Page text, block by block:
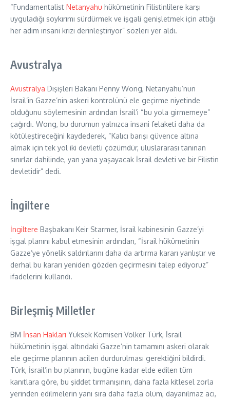
“Fundamentalist Netanyahu hükümetinin Filistinlilere karşı
uyguladığı soykırımı sürdürmek ve işgali genişletmek için attığı
her adım insani krizi derinleştiriyor” sözleri yer aldı.
Avustralya
Avustralya Dışişleri Bakanı Penny Wong, Netanyahu’nun
İsrail’in Gazze’nin askeri kontrolünü ele geçirme niyetinde
olduğunu söylemesinin ardından İsrail’i “bu yola girmemeye”
çağırdı. Wong, bu durumun yalnızca insani felaketi daha da
kötüleştireceğini kaydederek, “Kalıcı barışı güvence altına
almak için tek yol iki devletli çözümdür, uluslararası tanınan
sınırlar dahilinde, yan yana yaşayacak İsrail devleti ve bir Filistin
devletidir” dedi.
İngiltere
İngiltere Başbakanı Keir Starmer, İsrail kabinesinin Gazze’yi
işgal planını kabul etmesinin ardından, “İsrail hükümetinin
Gazze’ye yönelik saldırılarını daha da artırma kararı yanlıştır ve
derhal bu kararı yeniden gözden geçirmesini talep ediyoruz”
ifadelerini kullandı.
Birleşmiş Milletler
BM İnsan Hakları Yüksek Komiseri Volker Türk, İsrail
hükümetinin işgal altındaki Gazze’nin tamamını askeri olarak
ele geçirme planının acilen durdurulması gerektiğini bildirdi.
Türk, İsrail’in bu planının, bugüne kadar elde edilen tüm
kanıtlara göre, bu şiddet tırmanışının, daha fazla kitlesel zorla
yerinden edilmelerin yanı sıra daha fazla ölüm, dayanılmaz acı,